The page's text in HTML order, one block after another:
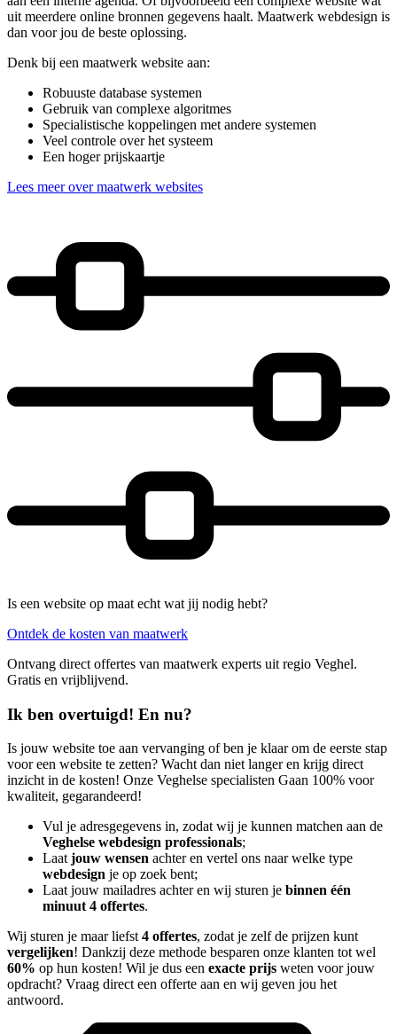
uit meerdere online bronnen gegevens haalt. Maatwerk webdesign is
dan voor jou de beste oplossing.
Denk bij een maatwerk website aan:
Robuuste database systemen
Gebruik van complexe algoritmes
Specialistische koppelingen met andere systemen
Veel controle over het systeem
Een hoger prijskaartje
Lees meer over maatwerk websites
Is een website op maat echt wat jij nodig hebt?
Ontdek de kosten van maatwerk
Ontvang direct offertes van maatwerk experts uit regio Veghel.
Gratis en vrijblijvend.
Ik ben overtuigd! En nu?
Is jouw website toe aan vervanging of ben je klaar om de eerste stap
voor een website te zetten? Wacht dan niet langer en krijg direct
inzicht in de kosten! Onze Veghelse specialisten Gaan 100% voor
kwaliteit, gegarandeerd!
Vul je adresgegevens in, zodat wij je kunnen matchen aan de
Veghelse webdesign professionals;
Laat jouw wensen achter en vertel ons naar welke type
webdesign je op zoek bent;
Laat jouw mailadres achter en wij sturen je binnen één
minuut 4 offertes.
Wij sturen je maar liefst 4 offertes, zodat je zelf de prijzen kunt
vergelijken! Dankzij deze methode besparen onze klanten tot wel
60% op hun kosten! Wil je dus een exacte prijs weten voor jouw
opdracht? Vraag direct een offerte aan en wij geven jou het
antwoord.